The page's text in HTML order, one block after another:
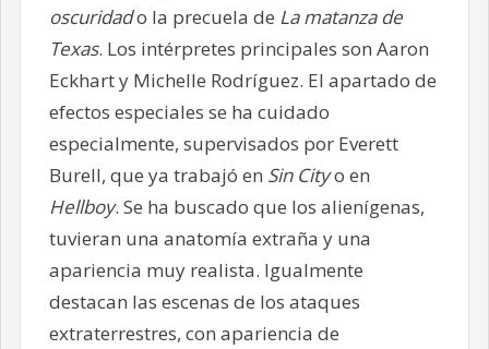
oscuridado la precuela de La matanza de
Texas. Los intérpretes principales son Aaron
Eckhart y Michelle Rodríguez. El apartado de
efectos especiales se ha cuidado
especialmente, supervisados por Everett
Burell, que ya trabajó en Sin Cityo en
Hellboy. Se ha buscado que los alienígenas,
tuvieran una anatomía extraña y una
apariencia muy realista. Igualmente
destacan las escenas de los ataques
extraterrestres, con apariencia de